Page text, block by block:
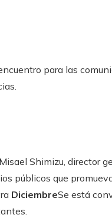
para las
Shimizu, director
públicos que
DiciembreSe está